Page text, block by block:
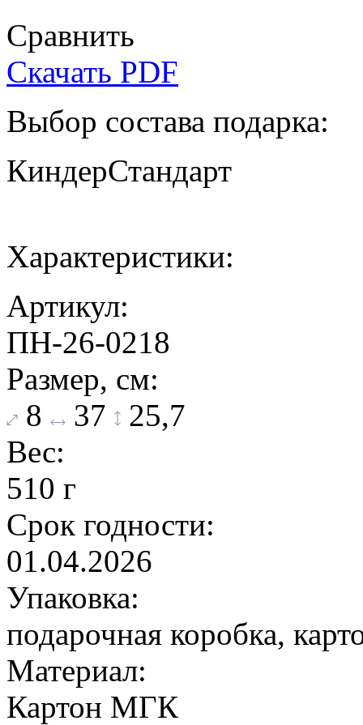
Сравнить
Скачать PDF
Выбор состава подарка:
КиндерСтандарт
Характеристики:
Артикул:
ПН-26-0218
Размер, см:
8
37
25,7
Вес:
510 г
Срок годности:
01.04.2026
Упаковка:
подарочная коробка,
Материал:
Картон МГК